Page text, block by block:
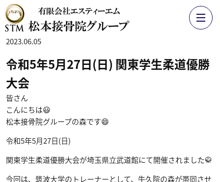
2023.06.05
令和5年5月27日(日) 関東学生柔道優勝
大会
皆さん
こんにちは😃
松本接骨院グループの森です😄
令和5年5月27日(日)
関東学生柔道優勝大会が埼玉県立武道館にて開催されました🥋
今回は、筑波大学のトレーナーとして、牛久院の森が帯同させ